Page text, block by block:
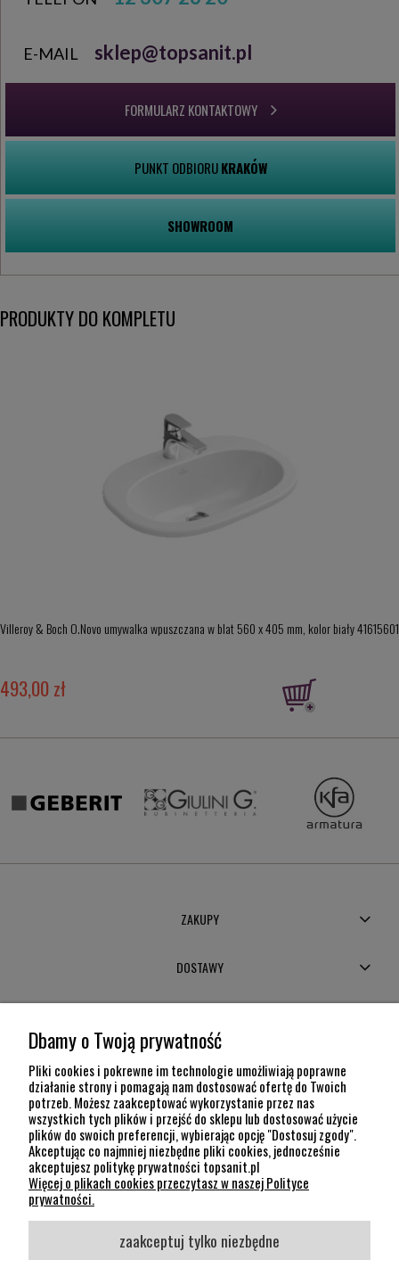
E-MAIL sklep@topsanit.pl
FORMULARZ KONTAKTOWY
PUNKT ODBIORUKRAKÓW
SHOWROOM
PRODUKTY DO KOMPLETU
Villeroy & Boch O.Novo umywalka wpuszczana w blat 560 x 405 mm, kolor biały 41615601
493,00 zł
ZAKUPY
DOSTAWY
POMOC
INFORMACJE
KONTAKT
12 307 26 20
Kraków, 30-704 Na Dołach 8
SOCIAL MEDIA
Śledź nas
Dbamy o Twoją prywatność
Pliki cookies i pokrewne im technologie umożliwiają poprawne
działanie strony i pomagają nam dostosować ofertę do Twoich
potrzeb. Możesz zaakceptować wykorzystanie przez nas
wszystkich tych plików i przejść do sklepu lub dostosować użycie
plików do swoich preferencji, wybierając opcję "Dostosuj zgody".
Akceptując co najmniej niezbędne pliki cookies, jednocześnie
akceptujesz politykę prywatności topsanit.pl
Więcej o plikach cookies przeczytasz w naszej Polityce
prywatności.
zaakceptuj tylko niezbędne